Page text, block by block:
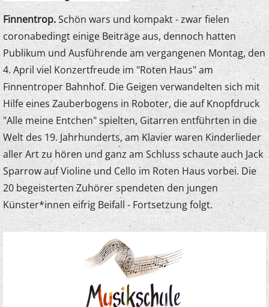
Finnentrop.Schön wars und kompakt - zwar fielen
coronabedingt einige Beiträge aus, dennoch hatten
Publikum und Ausführende am vergangenen Montag, den
4. April viel Konzertfreude im "Roten Haus" am
Finnentroper Bahnhof. Die Geigen verwandelten sich mit
Hilfe eines Zauberbogens in Roboter, die auf Knopfdruck
"Alle meine Entchen" spielten, Gitarren entführten in die
Welt des 19. Jahrhunderts, am Klavier waren Kinderlieder
aller Art zu hören und ganz am Schluss schaute auch Jack
Sparrow auf Violine und Cello im Roten Haus vorbei. Die
20 begeisterten Zuhörer spendeten den jungen
Künster*innen eifrig Beifall - Fortsetzung folgt.